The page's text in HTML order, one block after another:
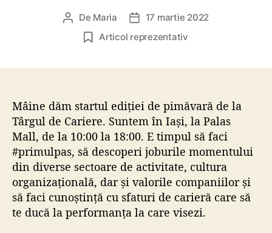
A
r
t
i
c
o
l
De Maria
D
a
i
c
o
l
17 martie 2022
Articol reprezentativ
Mâine dăm startul ediției de pimăvară de la
Târgul de Cariere. Suntem în Iași, la Palas
Mall, de la 10:00 la 18:00. E timpul să faci
#primulpas, să descoperi joburile momentului
din diverse sectoare de activitate, cultura
organizațională, dar și valorile companiilor și
să faci cunoștință cu sfaturi de carieră care să
te ducă la performanța la care visezi.